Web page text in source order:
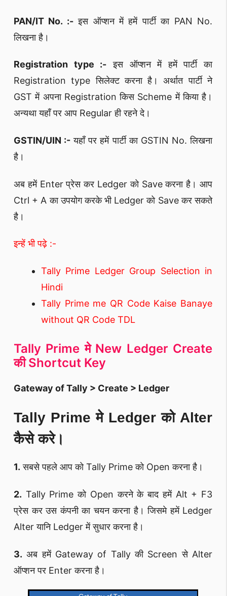
PAN/IT No. :-इस ऑप्शन में हमें पार्टी का PAN No.
लिखना है।
Registration type :- इस ऑप्शन में हमें पार्टी का
Registration type सिलेक्ट करना है। अर्थात पार्टी ने
GST में अपना Registration किस Scheme में किया है।
अन्यथा यहाँ पर आप Regular ही रहने दे।
GSTIN/UIN :- यहाँ पर हमें पार्टी का GSTIN No. लिखना
है।
अब हमें Enter प्रेस कर Ledger को Save करना है। आप
Ctrl + A का उपयोग करके भी Ledger को Save कर सकते
है।
इन्हें भी पढ़े :-
Tally Prime Ledger Group Selection in
Hindi
Tally Prime me QR Code Kaise Banaye
without QR Code TDL
Tally Prime मे New Ledger Create
की Shortcut Key
Gateway of Tally > Create > Ledger
Tally Prime मे Ledger को Alter
कैसे करे।
1. सबसे पहले आप को Tally Prime को Open करना है।
2. Tally Prime को Open करने के बाद हमें Alt + F3
प्रेस कर उस कंपनी का चयन करना है। जिसमे हमें Ledger
Alter यानि Ledger में सुधार करना है।
3. अब हमें Gateway of Tally की Screen से Alter
ऑप्शन पर Enter करना है।